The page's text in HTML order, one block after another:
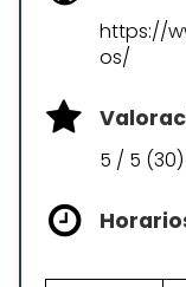
https://
os/
5 / 5 (30)